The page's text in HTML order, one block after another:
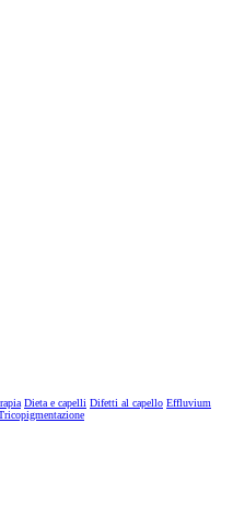
Dieta e capelli Difetti al capello Effluvium